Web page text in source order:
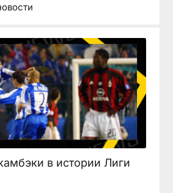
в истории Лиги